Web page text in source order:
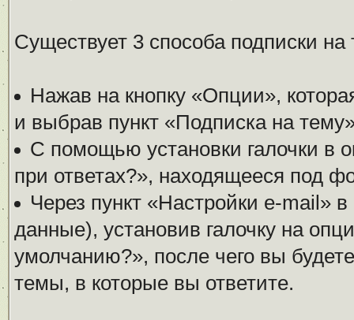
Существует 3 способа подписки на
Нажав на кнопку «Опции»,
и выбрав пункт «Подписка на
С помощью установки галочки в
при ответах?», находящееся под
Через пункт «Настройки e-mail»
данные), установив галочку на
умолчанию?», после чего вы
темы, в которые вы ответите.